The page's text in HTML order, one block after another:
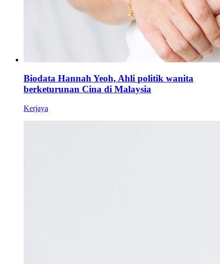
Biodata Hannah Yeoh, Ahli politik wanita
berketurunan Cina di Malaysia
Kerjaya